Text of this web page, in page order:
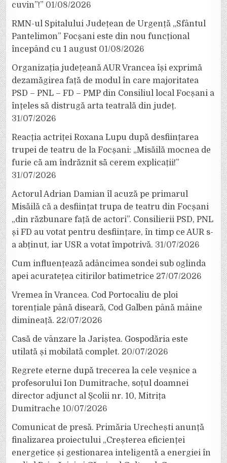
cuvin”!” 01/08/2026
RMN-ul Spitalului Județean de Urgență „Sfântul
Pantelimon” Focșani este din nou funcțional
începând cu 1 august 01/08/2026
Organizația județeană AUR Vrancea își exprimă
dezamăgirea față de modul în care majoritatea
PSD – PNL – FD – PMP din Consiliul local Focșani a
înțeles să distrugă arta teatrală din județ.
31/07/2026
Reacția actriței Roxana Lupu după desființarea
trupei de teatru de la Focșani: „Misăilă mocnea de
furie că am îndrăznit să cerem explicații!”
31/07/2026
Actorul Adrian Damian îl acuză pe primarul
Misăilă că a desființat trupa de teatru din Focșani
„din răzbunare față de actori”. Consilierii PSD, PNL
și FD au votat pentru desființare, în timp ce AUR s-
a abținut, iar USR a votat împotrivă. 31/07/2026
Cum influențează adâncimea sondei sub oglinda
apei acuratețea citirilor batimetrice 27/07/2026
Vremea în Vrancea. Cod Portocaliu de ploi
torențiale până diseară, Cod Galben până mâine
dimineață. 22/07/2026
Casă de vânzare la Jariștea. Gospodăria este
utilată și mobilată complet. 20/07/2026
Regrete eterne după trecerea la cele veșnice a
profesorului Ion Dumitrache, soțul doamnei
director adjunct al Școlii nr. 10, Mitrița
Dumitrache 10/07/2026
Comunicat de presă. Primăria Urechești anunță
finalizarea proiectului „Creșterea eficienței
energetice și gestionarea inteligentă a energiei în